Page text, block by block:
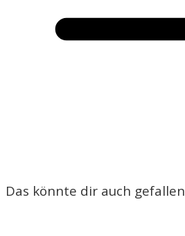
Das könnte dir auch gefallen